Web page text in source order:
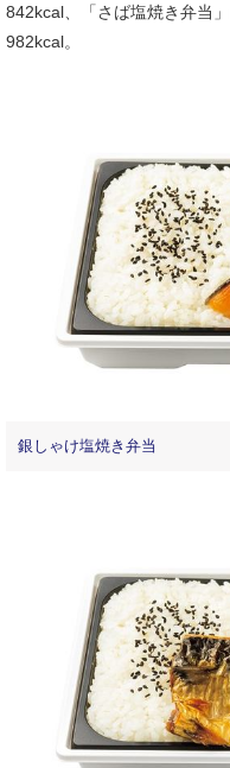
842kcal、「さば塩焼き弁当
982kcal。
銀しゃけ塩焼き弁当